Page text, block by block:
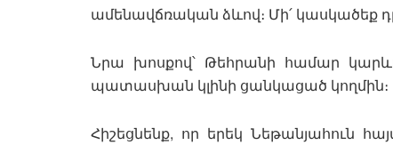
ամենավճռական ձևով։ Մի՛ կասկածեք
Նրա խոսքով՝ Թեհրանի համար
պատասխան կլինի ցանկացած կողմին։
Հիշեցնենք, որ երեկ Նեթանյահուն